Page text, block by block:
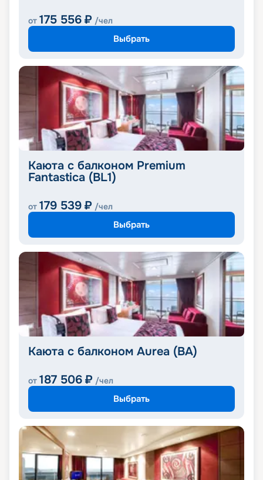
от 175 556 ₽ /чел
Выбрать
Каюта с балконом Premium
Fantastica (BL1)
от 179 539 ₽ /чел
Выбрать
Каюта с балконом Aurea (BA)
от 187 506 ₽ /чел
Выбрать